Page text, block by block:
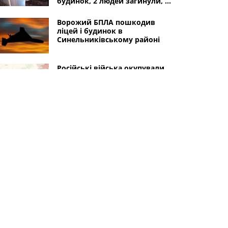
вижити
Ворожий БПЛА пошкодив
ліцей і будинок в
Синельниківському районі
Російські війська окупували